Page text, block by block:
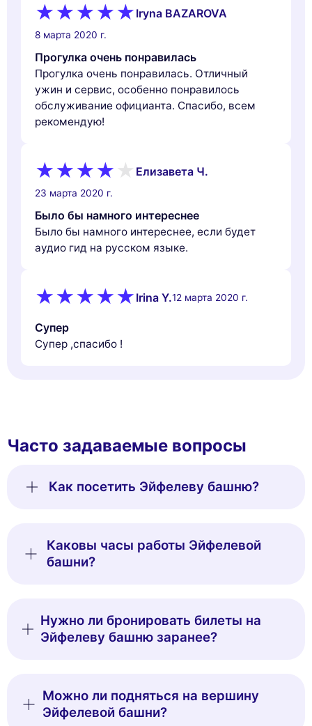
Iryna BAZAROVA
8 марта 2020 г.
Прогулка очень понравилась
Прогулка очень понравилась. Отличный
ужин и сервис, особенно понравилось
обслуживание официанта. Спасибо, всем
рекомендую!
Елизавета Ч.
23 марта 2020 г.
Было бы намного интереснее
Было бы намного интереснее, если будет
аудио гид на русском языке.
Irina Y.12 марта 2020 г.
Супер
Супер ,спасибо !
Часто задаваемые вопросы
Как посетить Эйфелеву башню?
Каковы часы работы Эйфелевой
башни?
Нужно ли бронировать билеты на
Эйфелеву башню заранее?
Можно ли подняться на вершину
Эйфелевой башни?